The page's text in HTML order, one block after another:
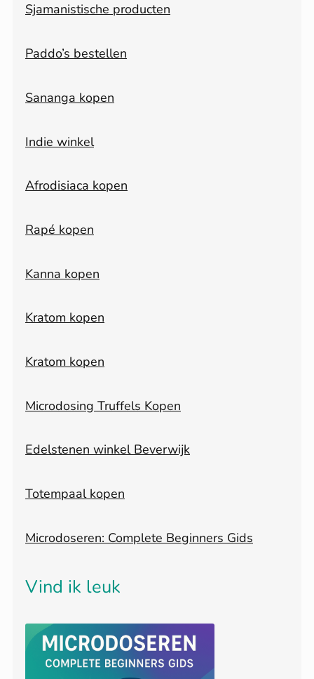
Sjamanistische producten
Paddo’s bestellen
Sananga kopen
Indie winkel
Afrodisiaca kopen
Rapé kopen
Kanna kopen
Kratom kopen
Kratom kopen
Microdosing Truffels Kopen
Edelstenen winkel Beverwijk
Totempaal kopen
Microdoseren: Complete Beginners Gids
Vind ik leuk